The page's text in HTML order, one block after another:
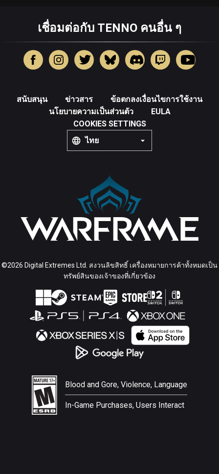
เชื่อมต่อกับ TENNO คนอื่น ๆ
สนับสนุน ข่าวสาร
ข้อตกลงเงื่อนไขการใช้งาน
นโยบายความเป็นส่วนตัว
EULA
COOKIES SETTINGS
ไทย
©2026 Digital Extremes Ltd. สงวนลิขสิทธิ์ เครื่องหมายการค้าทั้งหมดเป็น
ทรัพย์สินของเจ้าของที่เกี่ยวข้อง
Blood and Gore, Violence, Language
In-Game Purchases, Users Interact